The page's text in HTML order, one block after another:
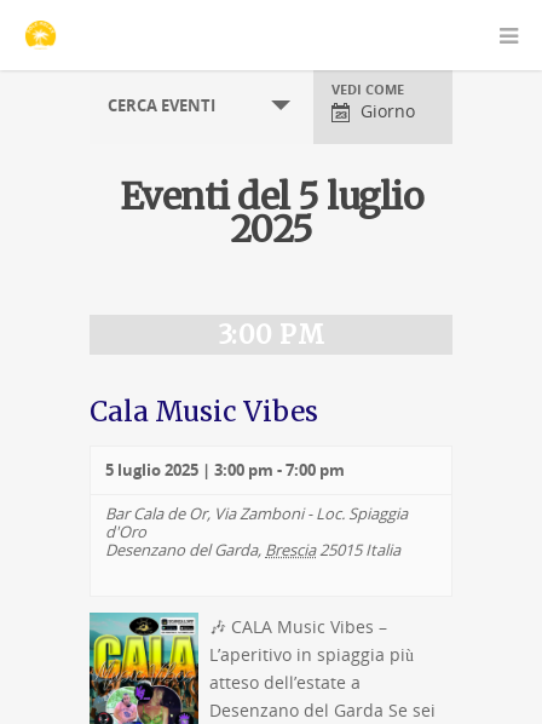
CERCA EVENTI Visualizzazioni
evento
VEDI COME
Giorno
Eventi del 5 luglio
2025
3:00 PM
Cala Music Vibes
5 luglio 2025 | 3:00 pm -7:00 pm
Bar Cala de Or, Via Zamboni - Loc. Spiaggia
d'Oro
Desenzano del Garda, Brescia25015 Italia
🎶 CALA Music Vibes –
L’aperitivo in spiaggia più
atteso dell’estate a
Desenzano del Garda Se sei